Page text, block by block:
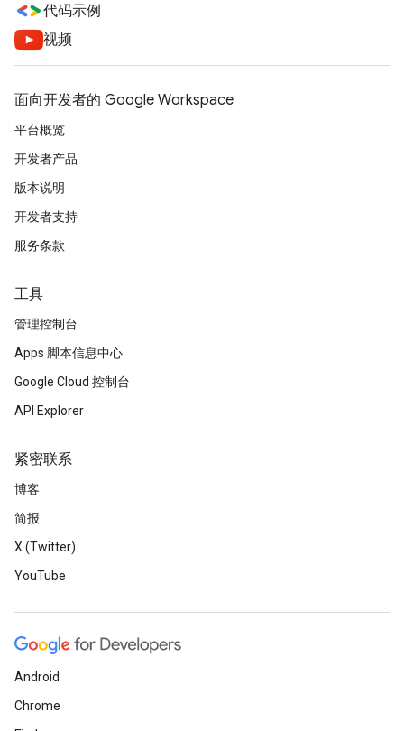
代码示例
视频
面向开发者的 Google Workspace
平台概览
开发者产品
版本说明
开发者支持
服务条款
工具
管理控制台
Apps 脚本信息中心
Google Cloud 控制台
API Explorer
紧密联系
博客
简报
X (Twitter)
YouTube
Android
Chrome